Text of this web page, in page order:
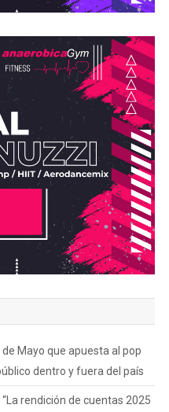
Mayo que apuesta al pop
dentro y fuera del país
rendición de cuentas 2025